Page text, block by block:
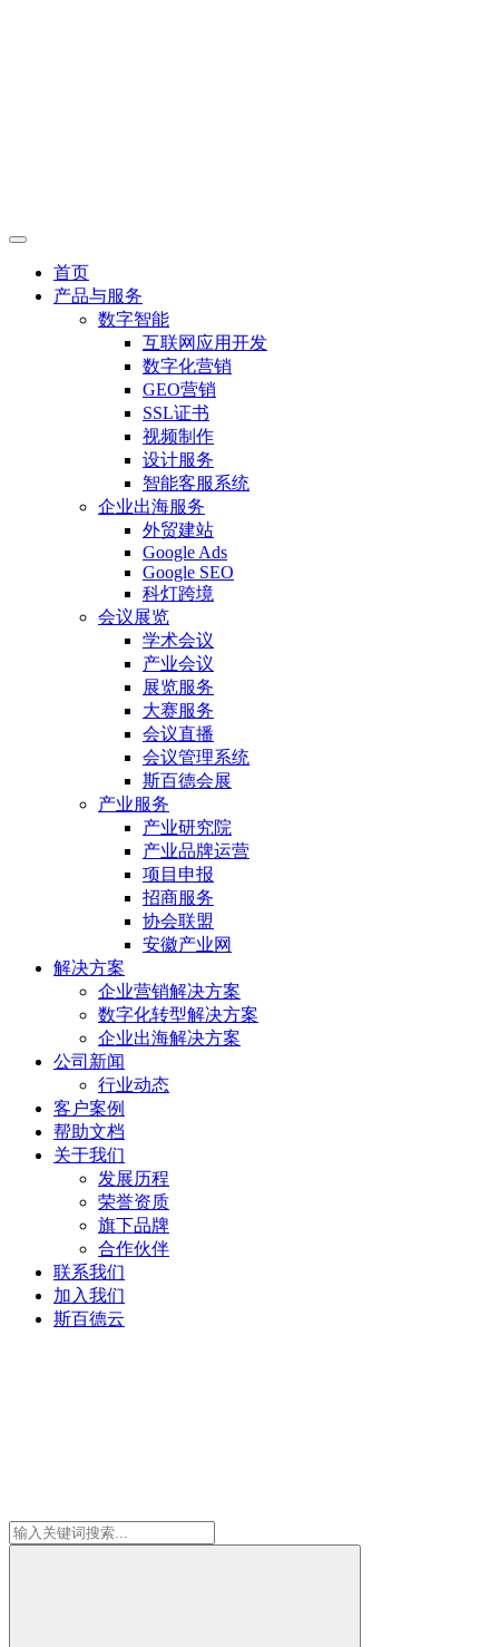
首页
产品与服务
数字智能
互联网应用开发
数字化营销
GEO营销
SSL证书
视频制作
设计服务
智能客服系统
企业出海服务
外贸建站
Google Ads
Google SEO
科灯跨境
会议展览
学术会议
产业会议
展览服务
大赛服务
会议直播
会议管理系统
斯百德会展
产业服务
产业研究院
产业品牌运营
项目申报
招商服务
协会联盟
安徽产业网
解决方案
企业营销解决方案
数字化转型解决方案
企业出海解决方案
公司新闻
行业动态
客户案例
帮助文档
关于我们
发展历程
荣誉资质
旗下品牌
合作伙伴
联系我们
加入我们
斯百德云